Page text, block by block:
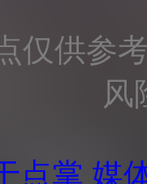
仅供参
风
点掌 媒